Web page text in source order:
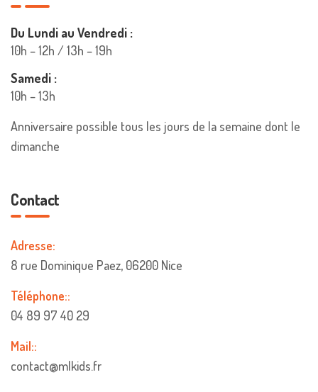
Du Lundi au Vendredi :
10h – 12h / 13h – 19h
Samedi :
10h – 13h
Anniversaire possible tous les jours de la semaine dont le
dimanche
Contact
Adresse:
8 rue Dominique Paez, 06200 Nice
Téléphone::
04 89 97 40 29
Mail::
contact@mlkids.fr